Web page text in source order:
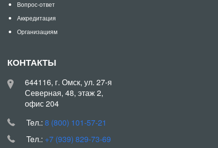
Вопрос-ответ
Аккредитация
Организациям
КОНТАКТЫ
644116, г. Омск, ул. 27-я
Северная, 48, этаж 2,
офис 204
Teл.: 8 (800) 101-57-21
Teл.: +7 (939) 829-73-69